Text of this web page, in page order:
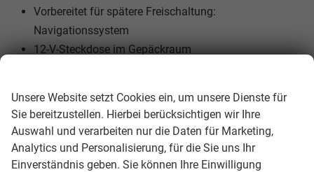
Vorbereitet für spätere Freischaltung:
Navigationssystem
12-V-Steckdose im Gepäckraum
Geschwindigkeitsbegrenzer mit vorausschauender
Regelung
Klimaanlage "Climatronic" mit Aktiv-Kombifilter
Nichtraucherausführung - Ablagefach und 12-V-
Unsere Website setzt Cookies ein, um unsere Dienste für
Sie bereitzustellen. Hierbei berücksichtigen wir Ihre
Auswahl und verarbeiten nur die Daten für Marketing,
Analytics und Personalisierung, für die Sie uns Ihr
Einverständnis geben. Sie können Ihre Einwilligung